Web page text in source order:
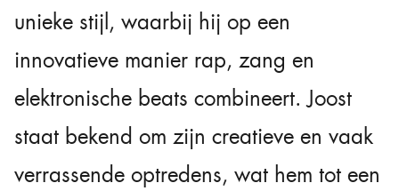
unieke stijl, waarbij hij op een
innovatieve manier rap, zang en
elektronische beats combineert. Joost
staat bekend om zijn creatieve en vaak
verrassende optredens, wat hem tot een